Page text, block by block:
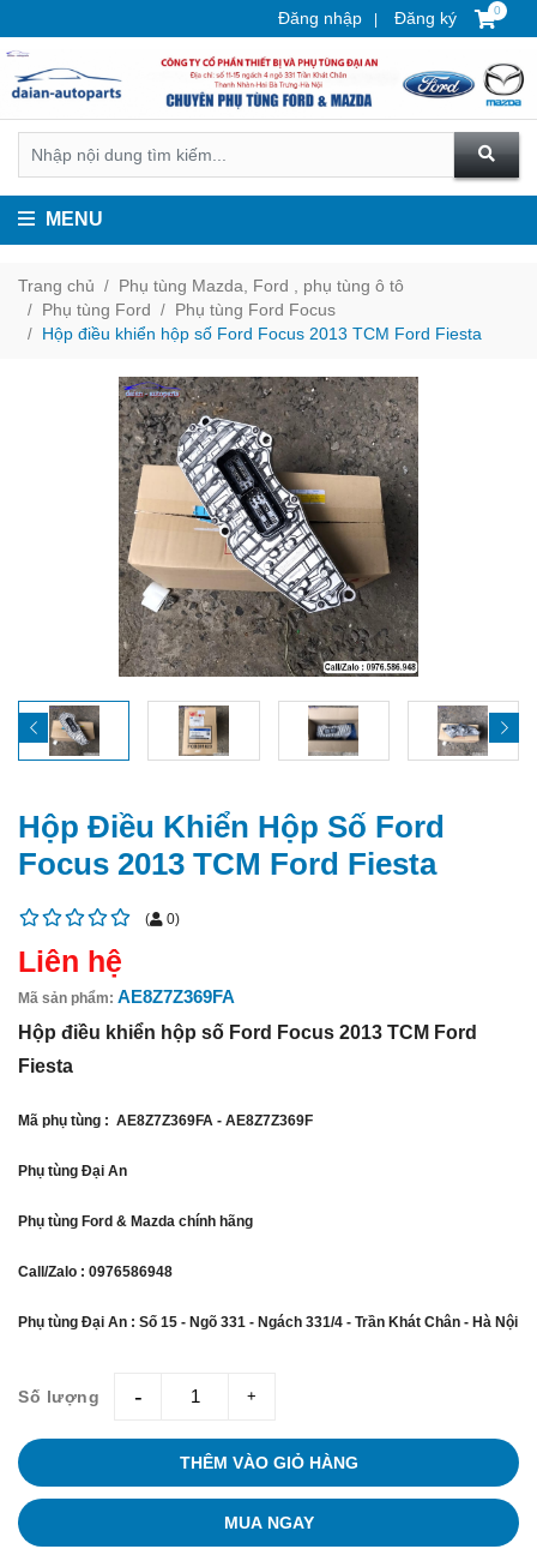
Đăng nhập Đăng ký 0
MENU
Trang chủ
Phụ tùng Mazda, Ford , phụ tùng ô tô
Phụ tùng Ford
Phụ tùng Ford Focus
Hộp điều khiển hộp số Ford Focus 2013 TCM Ford Fiesta
Hộp Điều Khiển Hộp Số Ford
Focus 2013 TCM Ford Fiesta
( 0)
Liên hệ
Mã sản phẩm: AE8Z7Z369FA
Hộp điều khiển hộp số Ford Focus 2013 TCM Ford
Fiesta
Mã phụ tùng : AE8Z7Z369FA - AE8Z7Z369F
Phụ tùng Đại An
Phụ tùng Ford & Mazda chính hãng
Call/Zalo : 0976586948
Phụ tùng Đại An : Số 15 - Ngõ 331 - Ngách 331/4 - Trần Khát Chân - Hà Nội
Số lượng giam tang
THÊM VÀO GIỎ HÀNG
MUA NGAY